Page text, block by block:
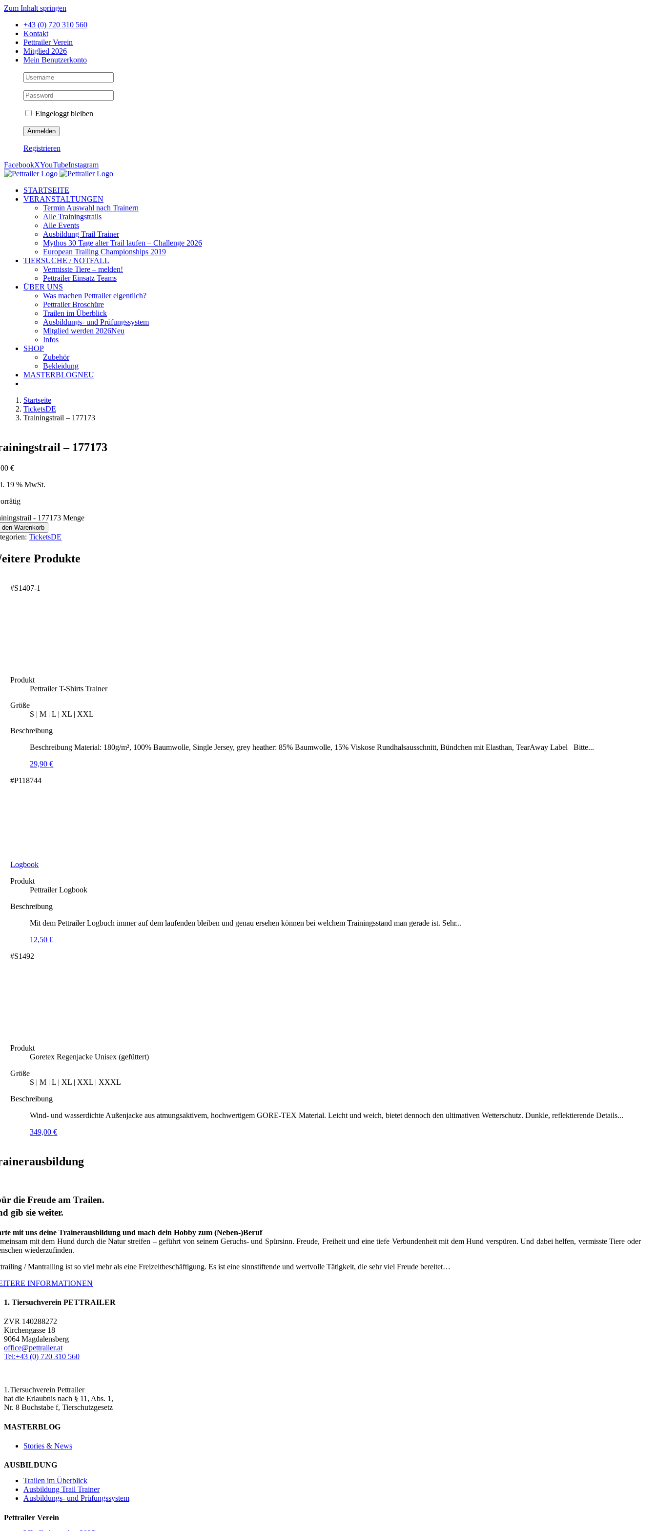
Zum Inhalt springen
+43 (0) 720 310 560
Kontakt
Pettrailer Verein
Mitglied 2026
Mein Benutzerkonto
Eingeloggt bleiben
Registrieren
FacebookXYouTubeInstagram
STARTSEITE
VERANSTALTUNGEN
Termin Auswahl nach Trainern
Alle Trainingstrails
Alle Events
Ausbildung Trail Trainer
Mythos 30 Tage alter Trail laufen – Challenge 2026
European Trailing Championships 2019
TIERSUCHE / NOTFALL
Vermisste Tiere – melden!
Pettrailer Einsatz Teams
ÜBER UNS
Was machen Pettrailer eigentlich?
Pettrailer Broschüre
Trailen im Überblick
Ausbildungs- und Prüfungssystem
Mitglied werden 2026Neu
Infos
SHOP
Zubehör
Bekleidung
MASTERBLOGNEU
Startseite
TicketsDE
Trainingstrail – 177173
– 177173
€
19 % MwSt.
- 177173 Menge
den Warenkorb
TicketsDE
Produkte
#S1407-1
Produkt
Pettrailer T-Shirts Trainer
Größe
S | M | L | XL | XXL
Beschreibung
Beschreibung Material: 180g/m², 100% Baumwolle, Single Jersey, grey heather: 85% Baumwolle, 15% Viskose Rundhalsausschnitt, Bündchen mit Elasthan, TearAway Label Bitte...
29,90€
#P118744
Logbook
Produkt
Pettrailer Logbook
Beschreibung
Mit dem Pettrailer Logbuch immer auf dem laufenden bleiben und genau ersehen können bei welchem Trainingsstand man gerade ist. Sehr...
12,50€
#S1492
Produkt
Goretex Regenjacke Unisex (gefüttert)
Größe
S | M | L | XL | XXL | XXXL
Beschreibung
Wind- und wasserdichte Außenjacke aus atmungsaktivem, hochwertigem GORE-TEX Material. Leicht und weich, bietet dennoch den ultimativen Wetterschutz. Dunkle, reflektierende Details...
349,00€
die Freude am Trailen.
gib sie weiter.
mit uns deine Trainerausbildung und mach dein Hobby zum (Neben-)Beruf
mit dem Hund durch die Natur streifen – geführt von seinem Geruchs- und Spürsinn. Freude, Freiheit und eine tiefe Verbundenheit mit dem Hund verspüren. Und dabei helfen, vermisste Tiere oder
wiederzufinden.
/ Mantrailing ist so viel mehr als eine Freizeitbeschäftigung. Es ist eine sinnstiftende und wertvolle Tätigkeit, die sehr viel Freude bereitet…
INFORMATIONEN
1. Tiersuchverein PETTRAILER
ZVR 140288272
Kirchengasse 18
9064 Magdalensberg
office@pettrailer.at
Tel:+43 (0) 720 310 560
1.Tiersuchverein Pettrailer
hat die Erlaubnis nach § 11, Abs. 1,
Nr. 8 Buchstabe f, Tierschutzgesetz
MASTERBLOG
Stories & News
AUSBILDUNG
Trailen im Überblick
Ausbildung Trail Trainer
Ausbildungs- und Prüfungssystem
Pettrailer Verein